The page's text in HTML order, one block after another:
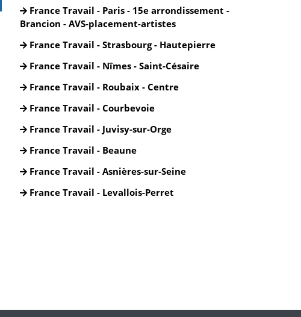
France Travail - Paris - 15e arrondissement -
Brancion - AVS-placement-artistes
France Travail - Strasbourg - Hautepierre
France Travail - Nîmes - Saint-Césaire
France Travail - Roubaix - Centre
France Travail - Courbevoie
France Travail - Juvisy-sur-Orge
France Travail - Beaune
France Travail - Asnières-sur-Seine
France Travail - Levallois-Perret